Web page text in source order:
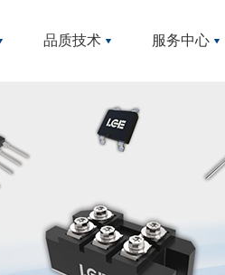
品质技术
产品包装
服务中心